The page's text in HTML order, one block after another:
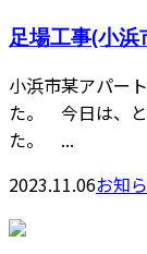
足場工事(小浜
小浜市某アパー
た。 今日は、と
た。 ...
2023.11.06お知